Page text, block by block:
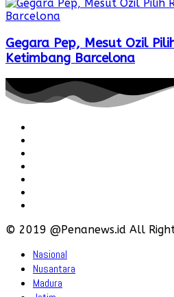
Gegara Pep, Mesut Ozil
Ketimbang Barcelona
© 2019 @Penanews.id All
Nasional
Nusantara
Madura